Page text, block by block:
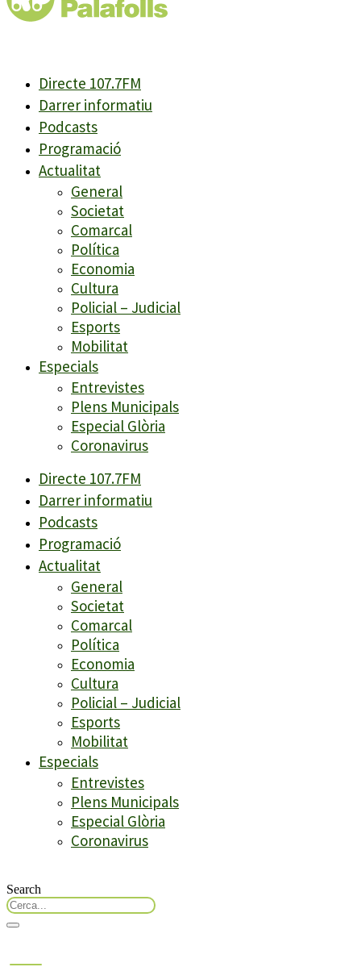
Directe 107.7FM
Darrer informatiu
Podcasts
Programació
Actualitat
General
Societat
Comarcal
Política
Economia
Cultura
Policial – Judicial
Esports
Mobilitat
Especials
Entrevistes
Plens Municipals
Especial Glòria
Coronavirus
Directe 107.7FM
Darrer informatiu
Podcasts
Programació
Actualitat
General
Societat
Comarcal
Política
Economia
Cultura
Policial – Judicial
Esports
Mobilitat
Especials
Entrevistes
Plens Municipals
Especial Glòria
Coronavirus
Search